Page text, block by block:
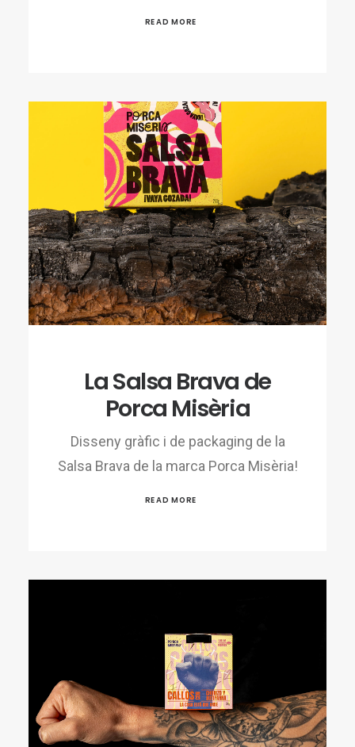
READ MORE
La Salsa Brava de
Porca Misèria
Disseny gràfic i de packaging de la
Salsa Brava de la marca Porca Misèria!
READ MORE